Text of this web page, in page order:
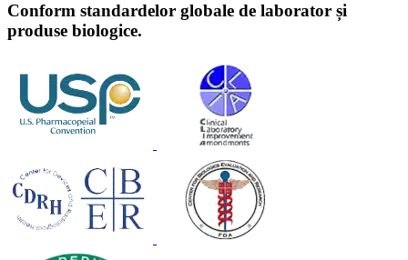
Conform standardelor globale de laborator și
produse biologice.